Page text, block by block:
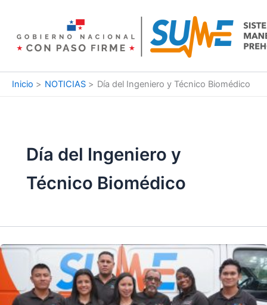
contenido
Inicio NOTICIAS Día del Ingeniero y Técnico Biomédico
Día del Ingeniero y
Técnico Biomédico